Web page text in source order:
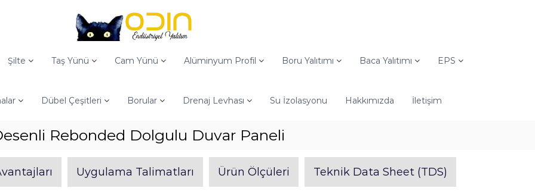
Şilte Taş Yünü Cam Yünü Alüminyum Profil Boru Yalıtımı Baca Yalıtımı EPS
Dübel Çeşitleri Borular Drenaj Levhası Su İzolasyonu Hakkımızda İletişim
Rebonded Dolgulu Duvar Paneli
Uygulama Talimatları Ürün Ölçüleri Teknik Data Sheet (TDS)